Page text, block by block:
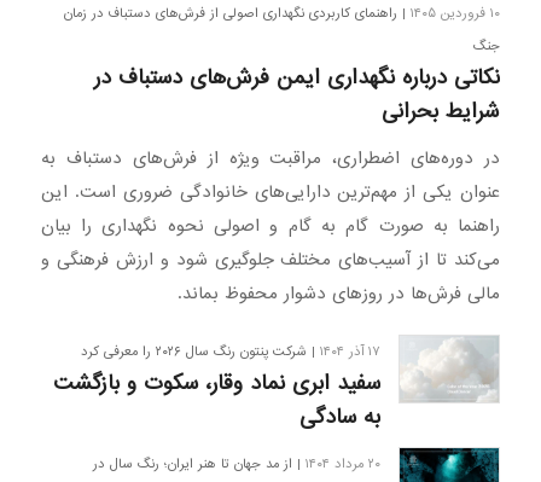
۱۰ فروردین ۱۴۰۵
| راهنمای کاربردی نگهداری اصولی از فرش‌های دستباف در زمان
جنگ
نکاتی درباره نگهداری ایمن فرش‌های دستباف در
شرایط بحرانی
در دوره‌های اضطراری، مراقبت ویژه از فرش‌های دستباف به
عنوان یکی از مهم‌ترین دارایی‌های خانوادگی ضروری است. این
راهنما به صورت گام به گام و اصولی نحوه نگهداری را بیان
می‌کند تا از آسیب‌های مختلف جلوگیری شود و ارزش فرهنگی و
مالی فرش‌ها در روزهای دشوار محفوظ بماند.
۱۷ آذر ۱۴۰۴ | شرکت پنتون رنگ سال ۲۰۲۶ را معرفی کرد
سفید ابری نماد وقار، سکوت و بازگشت
به سادگی
۲۰ مرداد ۱۴۰۴
| از مد جهان تا هنر ایران؛ رنگ سال در